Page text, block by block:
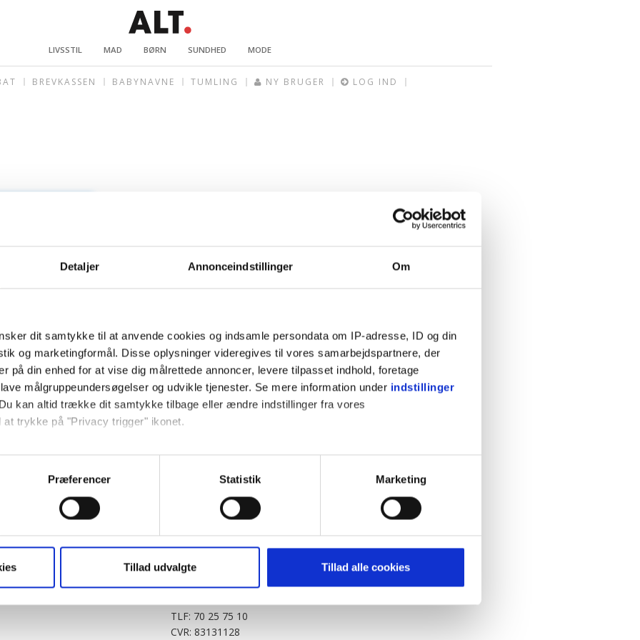
Detaljer Annonceindstillinger Om
dit samtykke til at anvende cookies og indsamle persondata om IP-adresse, ID og din
og marketingformål. Disse oplysninger videregives til vores samarbejdspartnere, der
på din enhed for at vise dig målrettede annoncer, levere tilpasset indhold, foretage
målgruppeundersøgelser og udvikle tjenester. Se mere information under indstillinger
kan altid trække dit samtykke tilbage eller ændre indstillinger fra vores
at trykke på "Privacy trigger" ikonet.
gerne:
om din placering, der kan være nøjagtig inden for få meter
baseret på en scanning af dens unikke karakteristika (fingerprinting)
må bruge egne cookies og cookies fra tredjeparter til at optimere dit besøg på vores
generere statistik og huske dine præferencer samt til brug for markedsføring, så vi
tilbage. Du skal være opmærksom på, at vores hjemmeside muligvis ikke fungerer
cookies eller tilbagetrækker et samtykke. Du kan læse mere om vores brug af cookies
Præferencer Statistik Marketing
Tillad udvalgte Tillad alle cookies
LIVSSTIL MAD BØRN SUNDHED MODE
BREVKASSEN BABYNAVNE TUMLING NY BRUGER LOG IND
KitchenOne.dk
Jollyroom.dk
Outnorth.dk
Klikk.no
Alt.dk
Realityportalen.dk
Cookiepolitik
Privatlivspolitik
BABY.DK
Story House Egmont A/S
Strødamvej 46
TLF: 70 25 75 10
CVR: 83131128